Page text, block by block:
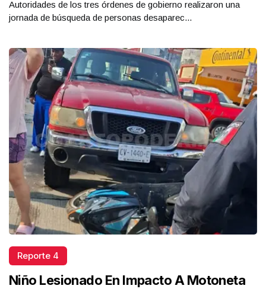
Autoridades de los tres órdenes de gobierno realizaron una
jornada de búsqueda de personas desaparec...
Reporte 4
Niño Lesionado En Impacto A Motoneta